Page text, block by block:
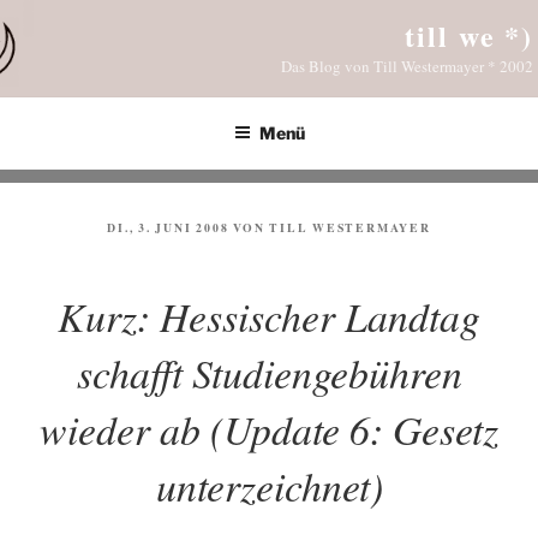
Inhalt
springen
till we *)
Das Blog von Till Westermayer * 2002
Menü
VERÖFFENTLICHT
DI., 3. JUNI 2008 VONTILL WESTERMAYER
Kurz: Hessischer Landtag
schafft Studiengebühren
wieder ab (Update 6: Gesetz
unterzeichnet)